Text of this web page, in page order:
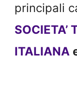
principali
SOCIETA’
ITALIANA